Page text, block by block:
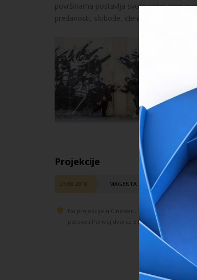
površinama postavlja svoje velike crno-
predanosti, slobode, identiteta i granica.
Projekcije
23.08.2018. MAGENTA 1 VUKOVAR WATERBUS
Na projekcije u Cinestaru Vukovar, na
putove i Perivoj dvorca Eltz mogu se kupiti